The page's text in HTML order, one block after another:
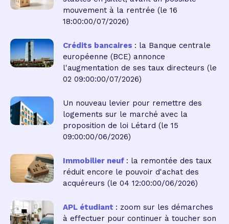
mouvement à la rentrée (le 16
18:00:00/07/2026)
Crédits bancaires : la Banque centrale
européenne (BCE) annonce
l'augmentation de ses taux directeurs (le
02 09:00:00/07/2026)
Un nouveau levier pour remettre des
logements sur le marché avec la
proposition de loi Létard (le 15
09:00:00/06/2026)
Immobilier neuf : la remontée des taux
réduit encore le pouvoir d'achat des
acquéreurs (le 04 12:00:00/06/2026)
APL étudiant : zoom sur les démarches
à effectuer pour continuer à toucher son